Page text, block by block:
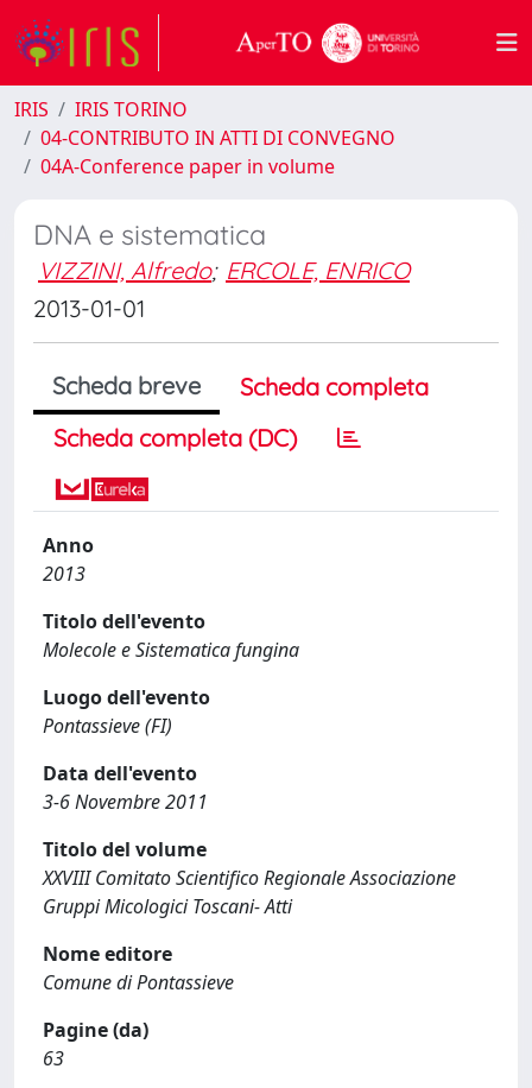
IRIS
IRIS TORINO
04-CONTRIBUTO IN ATTI DI CONVEGNO
04A-Conference paper in volume
DNA e sistematica
VIZZINI, Alfredo; ERCOLE, ENRICO
2013-01-01
Scheda breve
Scheda completa
Scheda completa (DC)
Anno
2013
Titolo dell'evento
Molecole e Sistematica fungina
Luogo dell'evento
Pontassieve (FI)
Data dell'evento
3-6 Novembre 2011
Titolo del volume
XXVIII Comitato Scientifico Regionale Associazione
Gruppi Micologici Toscani- Atti
Nome editore
Comune di Pontassieve
Pagine (da)
63